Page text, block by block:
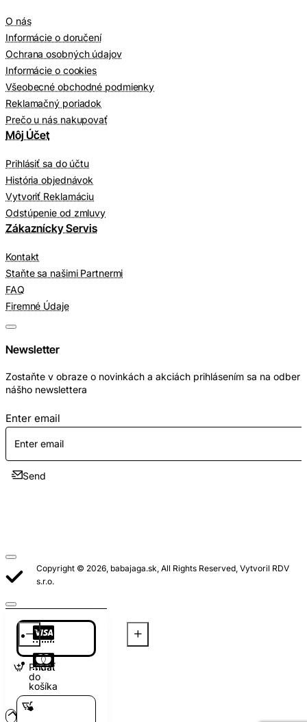
Pridať
do
košíka
O nás
Informácie o doručení
Ochrana osobných údajov
Informácie o cookies
Všeobecné obchodné podmienky
Reklamačný poriadok
Prečo u nás nakupovať
Môj Účet
Prihlásiť sa do účtu
História objednávok
Vytvoriť Reklamáciu
Odstúpenie od zmluvy
Zákaznícky Servis
Kontakt
Staňte sa našimi Partnermi
FAQ
Firemné Údaje
Newsletter
Zostaňte v obraze o novinkách a akciách prihlásením sa na odber
nášho newslettera
Enter email
Send
Copyright © 2026, babajaga.sk, All Rights Reserved, Vytvoril RDV
s.r.o.